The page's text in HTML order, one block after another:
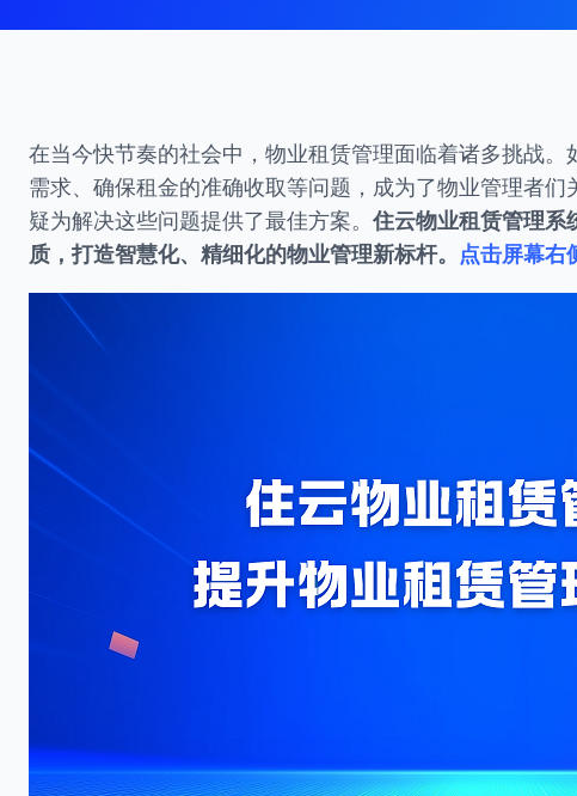
在当今快节奏的社会中，物业租赁管理面临着诸多挑战
需求、确保租金的准确收取等问题，成为了物业管理者
疑为解决这些问题提供了最佳方案。 住云物业租赁管理系
质，打造智慧化、精细化的物业管理新标杆。 点击屏幕右